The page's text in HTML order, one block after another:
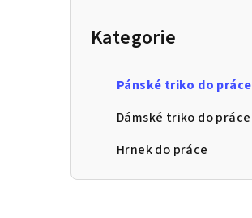
a
Kategorie
Pánské triko do práce
Dámské triko do práce
Hrnek do práce